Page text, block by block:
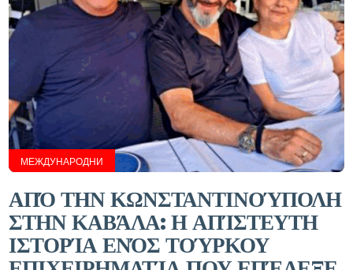
МЕЖДУНАРОДНИ
ΑΠΌ ΤΗΝ ΚΩΝΣΤΑΝΤΙΝΟΎΠΟΛΗ
ΣΤΗΝ ΚΑΒΆΛΑ: Η ΑΠΊΣΤΕΥΤΗ
ΙΣΤΟΡΊΑ ΕΝΌΣ ΤΟΎΡΚΟΥ